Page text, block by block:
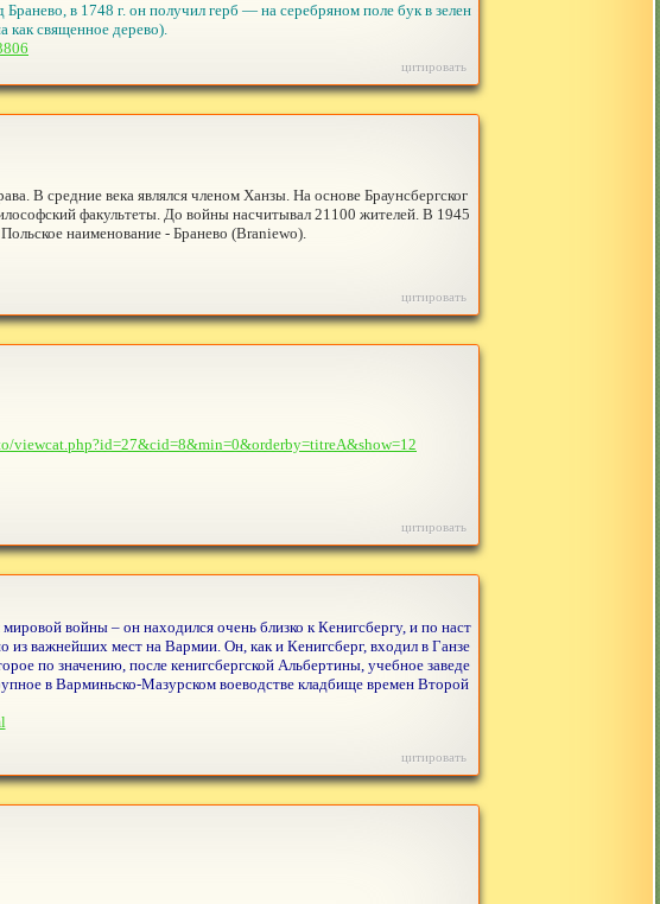
в 1748 г. он получил герб — на серебряном поле бук в зелен
как священное дерево).
цитировать
В средние века являлся членом Ханзы. На основе Браунсбергског
факультеты. До войны насчитывал 21100 жителей. В 1945
наименование - Бранево (Braniewo).
цитировать
viewcat.php?id=27&cid=8&min=0&orderby=titreA&show=12
цитировать
войны – он находился очень близко к Кенигсбергу, и по наст
из важнейших мест на Вармии. Он, как и Кенигсберг, входил в Ганзе
по значению, после кенигсбергской Альбертины, учебное заведе
в Варминьско-Мазурском воеводстве кладбище времен Второй
цитировать